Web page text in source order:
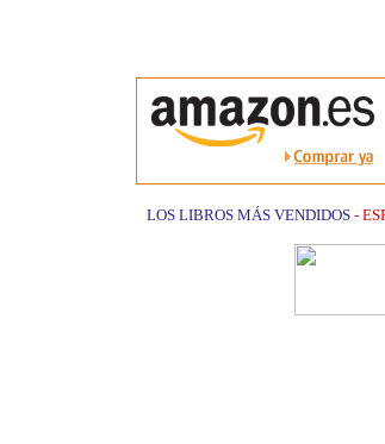
LOS LIBROS MÁS VENDIDOS-